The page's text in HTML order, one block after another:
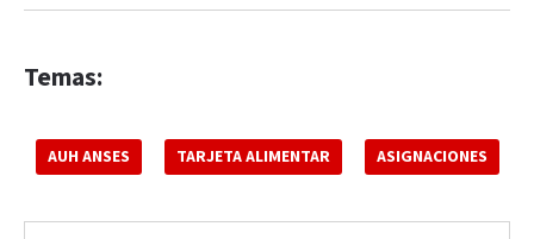
Temas:
AUH ANSES TARJETA ALIMENTAR ASIGNACIONES